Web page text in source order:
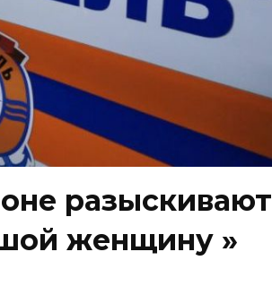
разыскивают
женщину »